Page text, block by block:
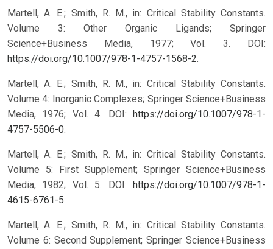
Martell, A. E.; Smith, R. M., in: Critical Stability Constants.
Volume 3: Other Organic Ligands; Springer
Science+Business Media, 1977; Vol. 3. DOI:
https://doi.org/10.1007/978-1-4757-1568-2.
Martell, A. E.; Smith, R. M., in: Critical Stability Constants.
Volume 4: Inorganic Complexes; Springer Science+Business
Media, 1976; Vol. 4. DOI: https://doi.org/10.1007/978-1-
4757-5506-0.
Martell, A. E.; Smith, R. M., in: Critical Stability Constants.
Volume 5: First Supplement; Springer Science+Business
Media, 1982; Vol. 5. DOI: https://doi.org/10.1007/978-1-
4615-6761-5
Martell, A. E.; Smith, R. M., in: Critical Stability Constants.
Volume 6: Second Supplement; Springer Science+Business